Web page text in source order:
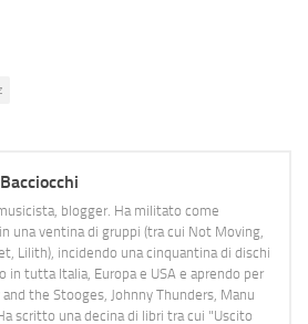
blogger. Ha militato come
una ventina di gruppi (tra cui Not Moving,
Lilith), incidendo una cinquantina di dischi
in tutta Italia, Europa e USA e aprendo per
and the Stooges, Johnny Thunders, Manu
scritto una decina di libri tra cui "Uscito